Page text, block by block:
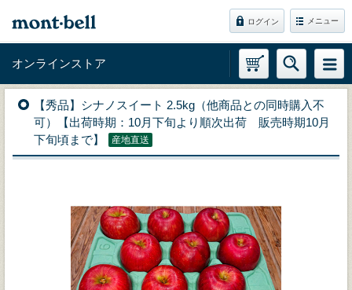
ログイン メニュー
オンラインストア
【秀品】シナノスイート 2.5kg（他商品との同時購入不
可）【出荷時期：10月下旬より順次出荷 販売時期10月
下旬頃まで】
産地直送